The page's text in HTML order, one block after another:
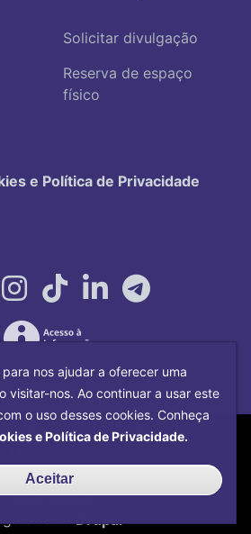
Solicitar divulgação
Reserva de espaço
físico
e Política de Privacidade
2026Universidade Federal
Centro de Tecnologia da
com o CMS de
aberto
Drupal
nos ajudar a oferecer uma
visitar-nos. Ao continuar a usar este
o uso desses cookies. Conheça
e Política de Privacidade.
Aceitar